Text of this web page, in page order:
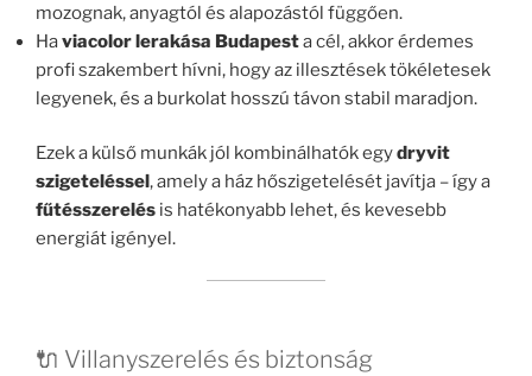
mozognak, anyagtól és alapozástól függően.
Haviacolor lerakása Budapesta cél, akkor érdemes
profi szakembert hívni, hogy az illesztések tökéletesek
legyenek, és a burkolat hosszú távon stabil maradjon.
Ezek a külső munkák jól kombinálhatók egydryvit
szigeteléssel , amely a ház hőszigetelését javítja – így a
fűtésszerelés is hatékonyabb lehet, és kevesebb
energiát igényel.
🔌 Villanyszerelés és biztonság